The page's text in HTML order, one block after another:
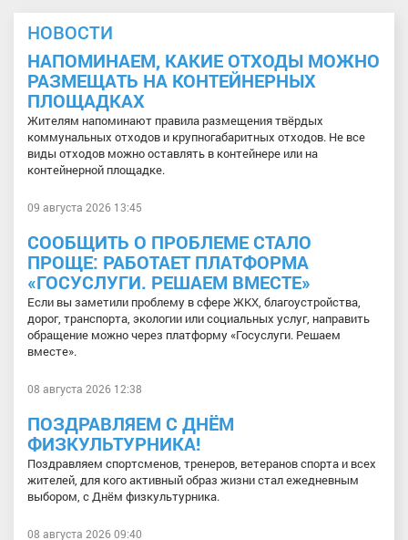
НОВОСТИ
НАПОМИНАЕМ, КАКИЕ ОТХОДЫ МОЖНО
РАЗМЕЩАТЬ НА КОНТЕЙНЕРНЫХ
ПЛОЩАДКАХ
Жителям напоминают правила размещения твёрдых
коммунальных отходов и крупногабаритных отходов. Не все
виды отходов можно оставлять в контейнере или на
контейнерной площадке.
09 августа 2026 13:45
СООБЩИТЬ О ПРОБЛЕМЕ СТАЛО
ПРОЩЕ: РАБОТАЕТ ПЛАТФОРМА
«ГОСУСЛУГИ. РЕШАЕМ ВМЕСТЕ»
Если вы заметили проблему в сфере ЖКХ, благоустройства,
дорог, транспорта, экологии или социальных услуг, направить
обращение можно через платформу «Госуслуги. Решаем
вместе».
08 августа 2026 12:38
ПОЗДРАВЛЯЕМ С ДНЁМ
ФИЗКУЛЬТУРНИКА!
Поздравляем спортсменов, тренеров, ветеранов спорта и всех
жителей, для кого активный образ жизни стал ежедневным
выбором, с Днём физкультурника.
08 августа 2026 09:40